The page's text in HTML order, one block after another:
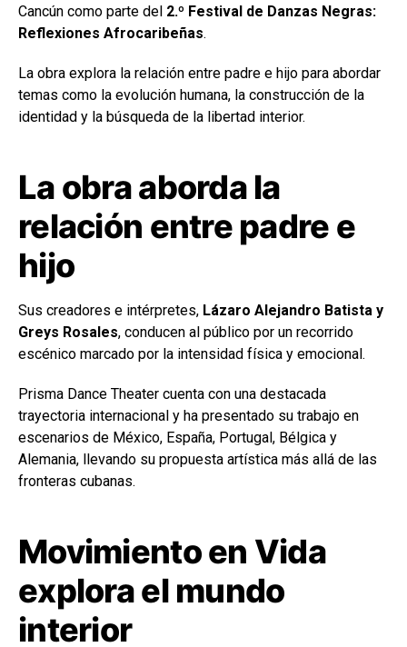
Cancún como parte del 2.º Festival de Danzas Negras:
Reflexiones Afrocaribeñas.
La obra explora la relación entre padre e hijo para abordar
temas como la evolución humana, la construcción de la
identidad y la búsqueda de la libertad interior.
La obra aborda la
relación entre padre e
hijo
Sus creadores e intérpretes, Lázaro Alejandro Batista y
Greys Rosales, conducen al público por un recorrido
escénico marcado por la intensidad física y emocional.
Prisma Dance Theater cuenta con una destacada
trayectoria internacional y ha presentado su trabajo en
escenarios de México, España, Portugal, Bélgica y
Alemania, llevando su propuesta artística más allá de las
fronteras cubanas.
Movimiento en Vida
explora el mundo
interior